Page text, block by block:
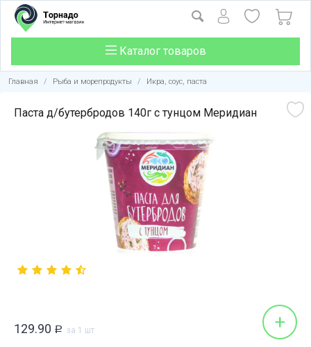
Каталог товаров
Главная / Рыба и морепродукты / Икра, соус, паста
Паста д/бутербродов 140г с тунцом Меридиан
129.90 Р за 1 шт +